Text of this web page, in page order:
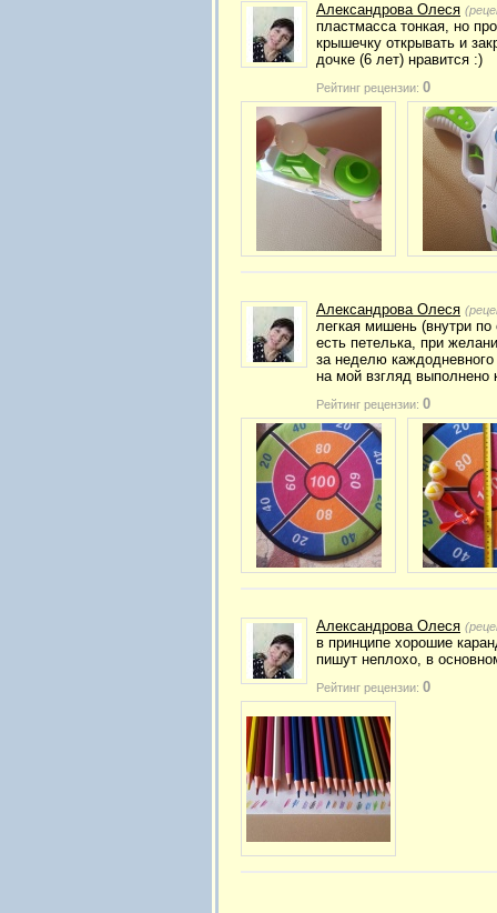
Александрова Олеся
пластмасса тонкая, но
крышечку открывать и
дочке (6 лет) нравится :)
Рейтинг рецензии: 0
Александрова Олеся
легкая мишень (внутри
есть петелька, при
за неделю каждодневного
на мой взгляд выполнено
Рейтинг рецензии: 0
Александрова Олеся
в принципе хорошие
пишут неплохо, в
Рейтинг рецензии: 0